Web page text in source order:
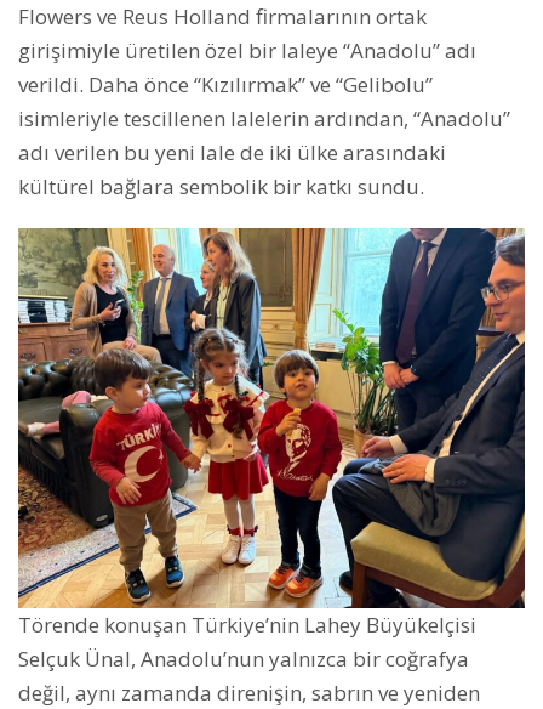
Flowers ve Reus Holland firmalarının ortak
girişimiyle üretilen özel bir laleye “Anadolu” adı
verildi. Daha önce “Kızılırmak” ve “Gelibolu”
isimleriyle tescillenen lalelerin ardından, “Anadolu”
adı verilen bu yeni lale de iki ülke arasındaki
kültürel bağlara sembolik bir katkı sundu.
Törende konuşan Türkiye’nin Lahey Büyükelçisi
Selçuk Ünal, Anadolu’nun yalnızca bir coğrafya
değil, aynı zamanda direnişin, sabrın ve yeniden